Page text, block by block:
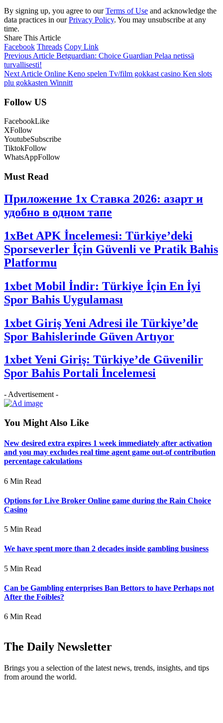
By signing up, you agree to ourTerms of Use and acknowledge the
data practices in ourPrivacy Policy. You may unsubscribe at any
time.
Share This Article
Facebook Threads Copy Link
Previous Article Betguardian: Choice Guardian Pelaa netissä
turvallisesti!
Next Article Online Keno spelen Tv/film gokkast casino Ken slots
plu gokkasten Winnitt
Follow US
FacebookLike
XFollow
YoutubeSubscribe
TiktokFollow
WhatsAppFollow
Must Read
Приложение 1x Ставка 2026: азарт и
удобно в одном тапе
1xBet APK İncelemesi: Türkiye’deki
Sporseverler İçin Güvenli ve Pratik Bahis
Platformu
1xbet Mobil İndir: Türkiye İçin En İyi
Spor Bahis Uygulaması
1xbet Giriş Yeni Adresi ile Türkiye’de
Spor Bahislerinde Güven Artıyor
1xbet Yeni Giriş: Türkiye’de Güvenilir
Spor Bahis Portali İncelemesi
- Advertisement -
You Might Also Like
New desired extra expires 1 week immediately after activation
and you may excludes real time agent game out-of contribution
percentage calculations
6 Min Read
Options for Live Broker Online game during the Rain Choice
Casino
5 Min Read
We have spent more than 2 decades inside gambling business
5 Min Read
Can be Gambling enterprises Ban Bettors to have Perhaps not
After the Foibles?
6 Min Read
The Daily Newsletter
Brings you a selection of the latest news, trends, insights, and tips
from around the world.